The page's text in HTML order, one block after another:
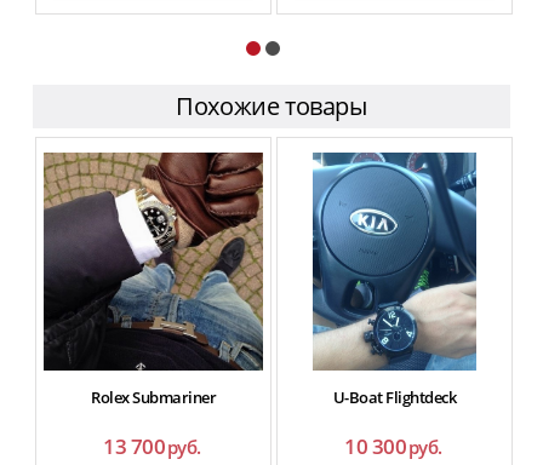
Похожие товары
Rolex Submariner
13 700руб.
U-Boat Flightdeck
10 300руб.